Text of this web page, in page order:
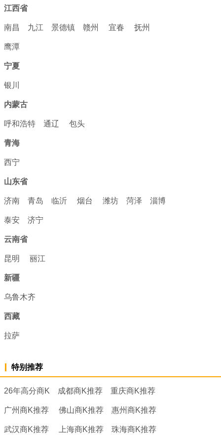
江西省
南昌 九江 景德镇 赣州 宜春 抚州
鹰潭
宁夏
银川
内蒙古
呼和浩特 通辽 包头
青海
西宁
山东省
济南 青岛 临沂 烟台 潍坊 菏泽 淄博
泰安 济宁
云南省
昆明 丽江
新疆
乌鲁木齐
西藏
拉萨
特别推荐
26年高分商K 成都商K推荐 重庆商K推荐
广州商K推荐 佛山商K推荐 惠州商K推荐
武汉商K推荐 上海商K推荐 珠海商K推荐